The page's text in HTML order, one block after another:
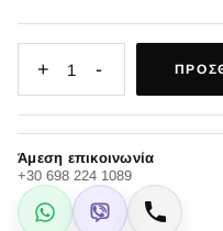
+ 1 -
Άμεση επικοινωνία
+30 698 224 1089
WhatsApp
Viber Κλήση